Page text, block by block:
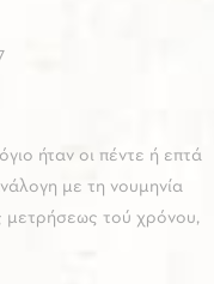
ήταν οι πέντε ή επτά
με τη νουμηνία
μετρήσεως τού χρόνου,